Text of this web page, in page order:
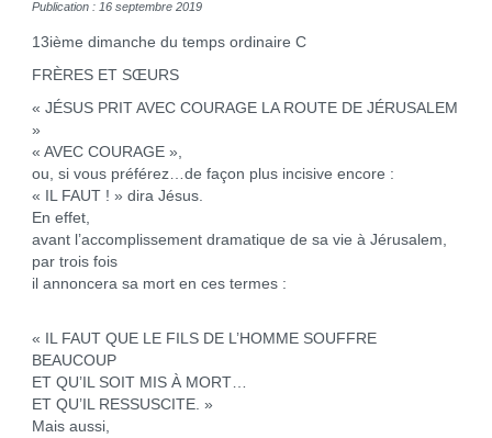
Publication : 16 septembre 2019
13ième dimanche du temps ordinaire C
FRÈRES ET SŒURS
« JÉSUS PRIT AVEC COURAGE LA ROUTE DE JÉRUSALEM
»
« AVEC COURAGE »,
ou, si vous préférez…de façon plus incisive encore :
« IL FAUT ! » dira Jésus.
En effet,
avant l’accomplissement dramatique de sa vie à Jérusalem,
par trois fois
il annoncera sa mort en ces termes :
« IL FAUT QUE LE FILS DE L’HOMME SOUFFRE
BEAUCOUP
ET QU’IL SOIT MIS À MORT…
ET QU’IL RESSUSCITE. »
Mais aussi,